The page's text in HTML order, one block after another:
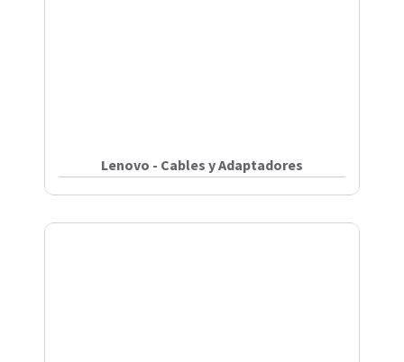
Lenovo - Cables y Adaptadores